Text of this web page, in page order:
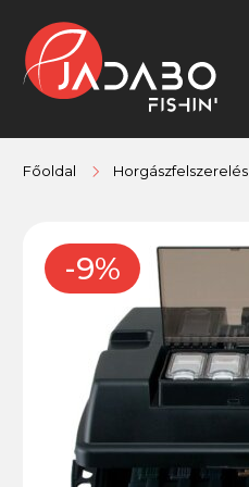
Főoldal Horgászfelszerelés
-9%